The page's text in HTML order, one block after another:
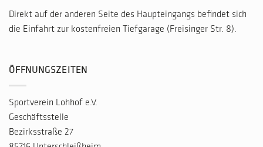
Direkt auf der anderen Seite des Haupteingangs befindet sich
die Einfahrt zur kostenfreien Tiefgarage (Freisinger Str. 8).
ÖFFNUNGSZEITEN
Sportverein Lohhof e.V.
Geschäftsstelle
Bezirksstraße 27